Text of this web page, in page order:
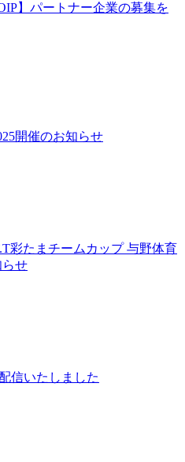
】パートナー企業の募集を
開催のお知らせ
彩たまチームカップ 与野体育
せ
信いたしました